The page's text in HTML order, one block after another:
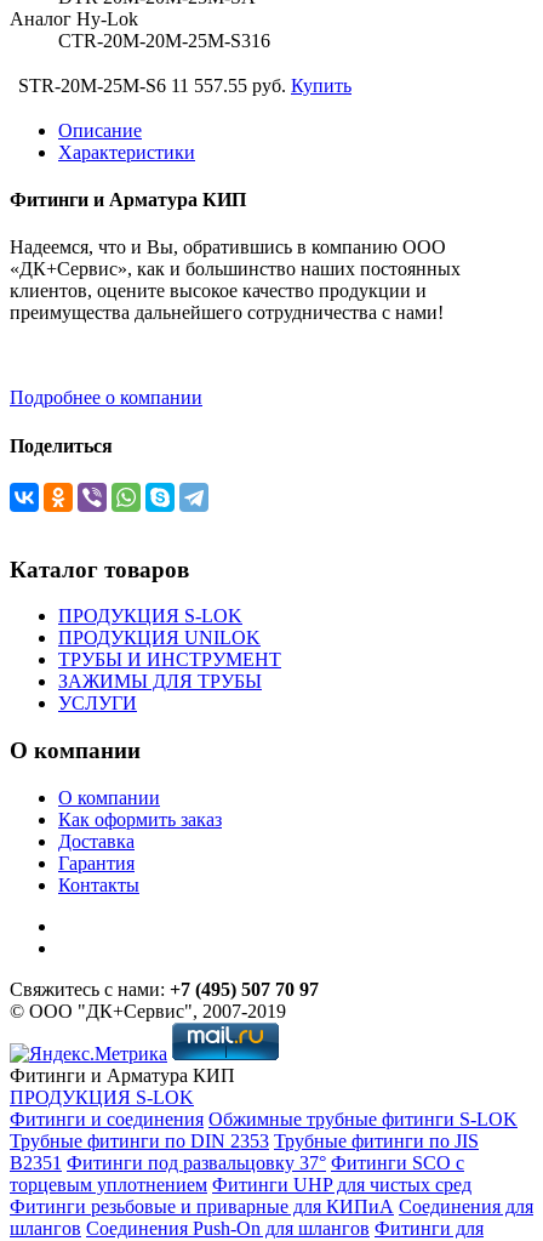
Аналог Hy-Lok
CTR-20M-20M-25M-S316
STR-20M-25M-S6 11 557.55 руб. Купить
Описание
Характеристики
Фитинги и Арматура КИП
Надеемся, что и Вы, обратившись в компанию ООО
«ДК+Сервис», как и большинство наших постоянных
клиентов, оцените высокое качество продукции и
преимущества дальнейшего сотрудничества с нами!
Подробнее о компании
Поделиться
Каталог товаров
ПРОДУКЦИЯ S-LOK
ПРОДУКЦИЯ UNILOK
ТРУБЫ И ИНСТРУМЕНТ
ЗАЖИМЫ ДЛЯ ТРУБЫ
УСЛУГИ
О компании
О компании
Как оформить заказ
Доставка
Гарантия
Контакты
Свяжитесь с нами: +7 (495) 507 70 97
© ООО "ДК+Сервис", 2007-2019
Фитинги и Арматура КИП
ПРОДУКЦИЯ S-LOK
Фитинги и соединения Обжимные трубные фитинги S-LOK
Трубные фитинги по DIN 2353 Трубные фитинги по JIS
B2351 Фитинги под развальцовку 37° Фитинги SCO с
торцевым уплотнением Фитинги UHP для чистых сред
Фитинги резьбовые и приварные для КИПиА Соединения для
шлангов Соединения Push-On для шлангов Фитинги для